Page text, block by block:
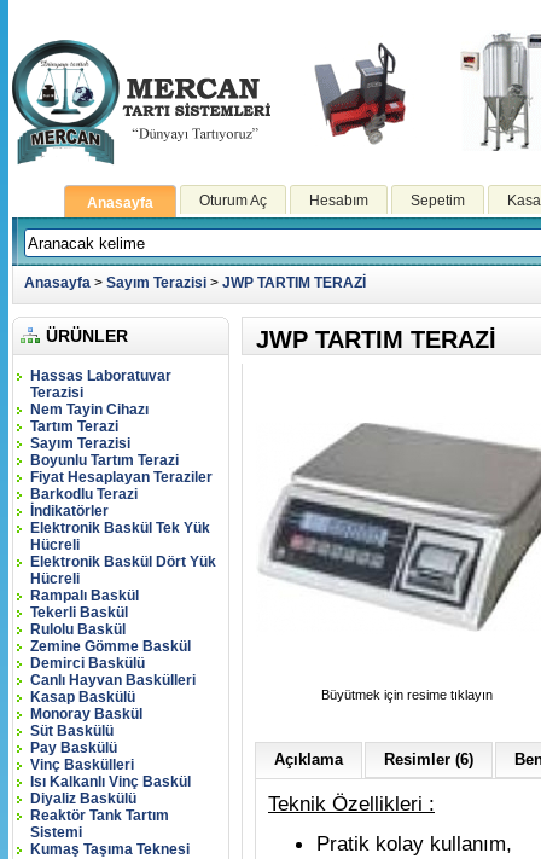
Anasayfa Oturum Aç Hesabım Sepetim
Anasayfa > Sayım Terazisi > JWP TARTIM TERAZİ
ÜRÜNLER
Hassas Laboratuvar
Terazisi
Nem Tayin Cihazı
Tartım Terazi
Sayım Terazisi
Boyunlu Tartım Terazi
Fiyat Hesaplayan Teraziler
Barkodlu Terazi
İndikatörler
Elektronik Baskül Tek Yük
Hücreli
Elektronik Baskül Dört Yük
Hücreli
Rampalı Baskül
Tekerli Baskül
Rulolu Baskül
Zemine Gömme Baskül
Demirci Baskülü
Canlı Hayvan Baskülleri
Kasap Baskülü
Monoray Baskül
Süt Baskülü
Pay Baskülü
Vinç Baskülleri
Isı Kalkanlı Vinç Baskül
Diyaliz Baskülü
Reaktör Tank Tartım
Sistemi
Kumaş Taşıma Teknesi
JWP TARTIM TERAZİ
Büyütmek için resime tıklayın
Açıklama Resimler (6)
Teknik Özellikleri :
Pratik kolay kullanım,